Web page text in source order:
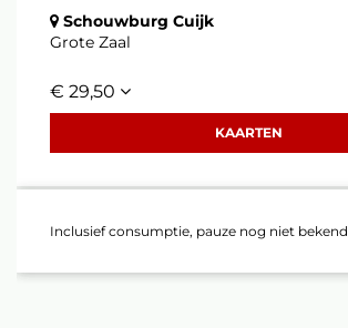
Schouwburg Cuijk
Grote Zaal
€ 29,50
KAARTEN
Inclusief consumptie, pauze nog niet bekend